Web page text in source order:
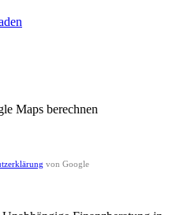
Maps berechnen
von Google